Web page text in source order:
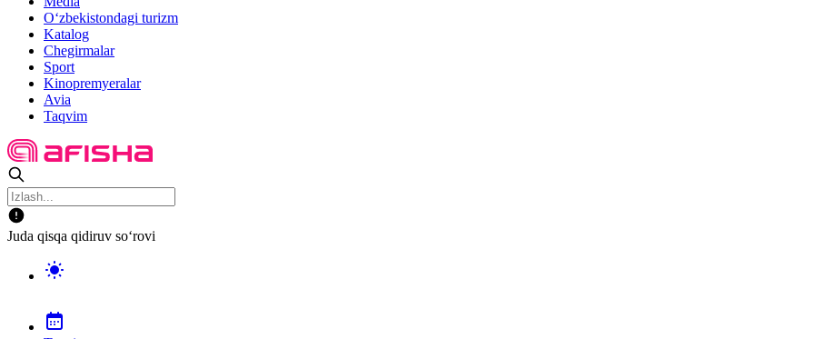
O‘zbekistondagi turizm
Katalog
Chegirmalar
Sport
Kinopremyeralar
Avia
Taqvim
Juda qisqa qidiruv so‘rovi